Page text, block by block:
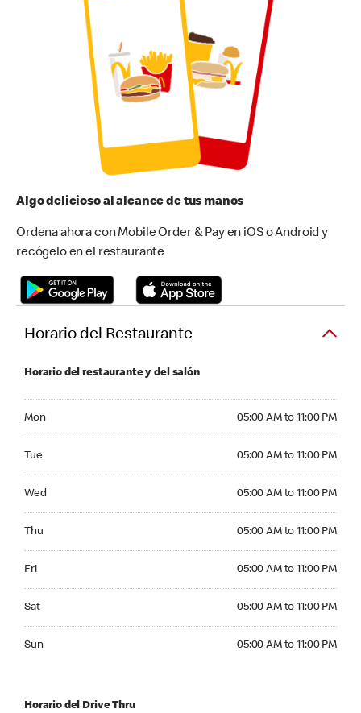
Algo delicioso al alcance de tus manos
Ordena ahora con Mobile Order & Pay en iOS o Android y
recógelo en el restaurante
Horario del Restaurante
Horario del restaurante y del salón
Mon 05:00 AM to 11:00 PM
Tue 05:00 AM to 11:00 PM
Wed 05:00 AM to 11:00 PM
Thu 05:00 AM to 11:00 PM
Fri 05:00 AM to 11:00 PM
Sat 05:00 AM to 11:00 PM
Sun 05:00 AM to 11:00 PM
Horario del Drive Thru